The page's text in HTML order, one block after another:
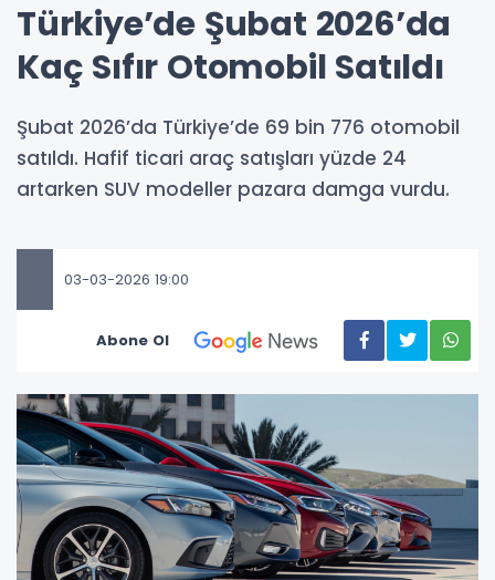
Türkiye’de Şubat 2026’da
Kaç Sıfır Otomobil Satıldı
Şubat 2026’da Türkiye’de 69 bin 776 otomobil
satıldı. Hafif ticari araç satışları yüzde 24
artarken SUV modeller pazara damga vurdu.
03-03-2026 19:00
Abone Ol